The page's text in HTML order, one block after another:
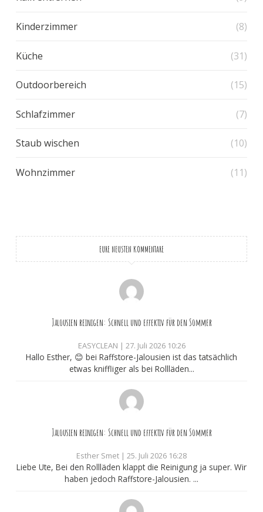
Kinderzimmer (8)
Küche (31)
Outdoorbereich (15)
Schlafzimmer (7)
Staub wischen (10)
Wohnzimmer (11)
EURE NEUSTEN KOMMENTARE
Jalousien reinigen: Schnell und effektiv für den Sommer
EASYCLEAN | 27. Juli 2026 10:26
Hallo Esther, 😊 bei Raffstore-Jalousien ist das tatsächlich
etwas kniffliger als bei Rollläden...
Jalousien reinigen: Schnell und effektiv für den Sommer
Esther Smet | 25. Juli 2026 16:28
Liebe Ute, Bei den Rollläden klappt die Reinigung ja super. Wir
haben jedoch Raffstore-Jalousien. ...